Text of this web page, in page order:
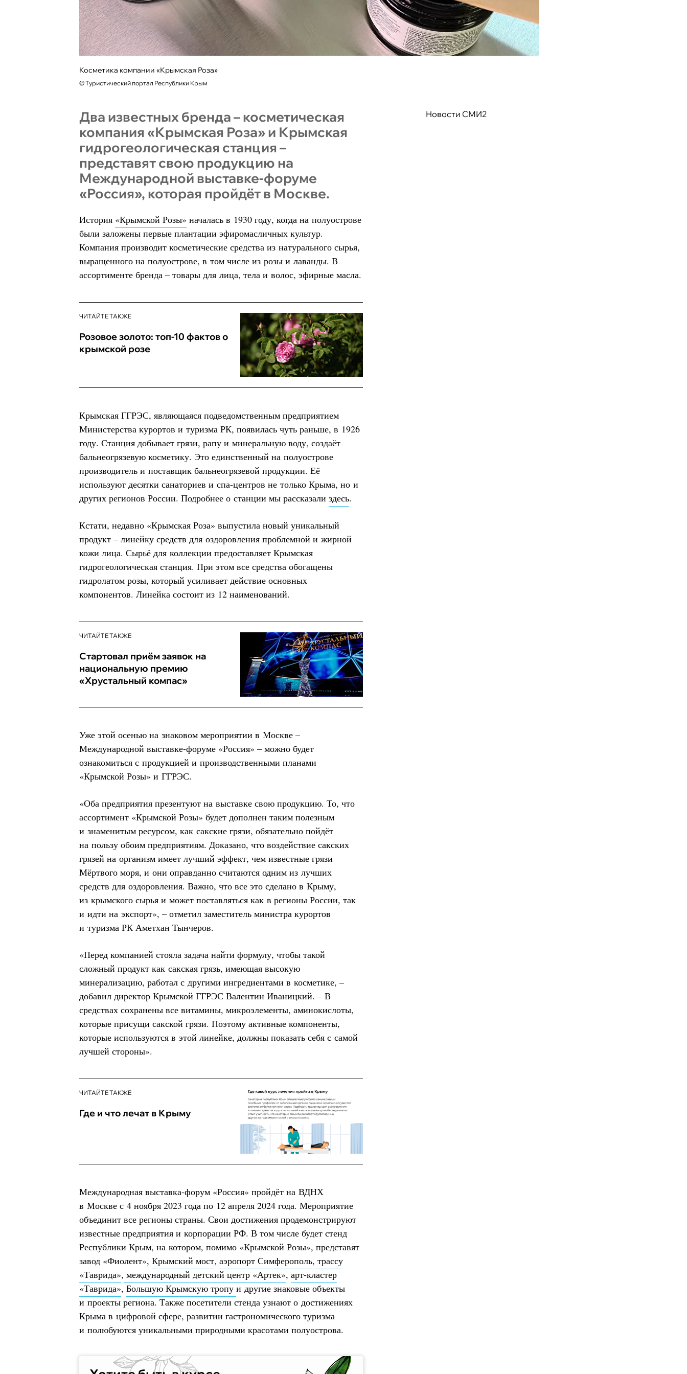
Косметика компании «Крымская Роза»
©Туристический портал Республики Крым
Новости СМИ2
Два известных бренда – косметическая
компания «Крымская Роза» и Крымская
гидрогеологическая станция –
представят свою продукцию на
Международной выставке-форуме
«Россия», которая пройдёт в Москве.
История «Крымской Розы» началась в 1930 году, когда на полуострове
были заложены первые плантации эфиромасличных культур.
Компания производит косметические средства из натурального сырья,
выращенного на полуострове, в том числе из розы и лаванды. В
ассортименте бренда – товары для лица, тела и волос, эфирные масла.
ЧИТАЙТЕ ТАКЖЕ
Розовое золото: топ-10 фактов о
крымской розе
Крымская ГГРЭС, являющаяся подведомственным предприятием
Министерства курортов и туризма РК, появилась чуть раньше, в 1926
году. Станция добывает грязи, рапу и минеральную воду, создаёт
бальнеогрязевую косметику. Это единственный на полуострове
производитель и поставщик бальнеогрязевой продукции. Её
используют десятки санаториев и спа-центров не только Крыма, но и
других регионов России. Подробнее о станции мы рассказали здесь.
Кстати, недавно «Крымская Роза» выпустила новый уникальный
продукт – линейку средств для оздоровления проблемной и жирной
кожи лица. Сырьё для коллекции предоставляет Крымская
гидрогеологическая станция. При этом все средства обогащены
гидролатом розы, который усиливает действие основных
компонентов. Линейка состоит из 12 наименований.
ЧИТАЙТЕ ТАКЖЕ
Стартовал приём заявок на
национальную премию
«Хрустальный компас»
Уже этой осенью на знаковом мероприятии в Москве –
Международной выставке-форуме «Россия» – можно будет
ознакомиться с продукцией и производственными планами
«Крымской Розы» и ГГРЭС.
«Оба предприятия презентуют на выставке свою продукцию. То, что
ассортимент «Крымской Розы» будет дополнен таким полезным
и знаменитым ресурсом, как сакские грязи, обязательно пойдёт
на пользу обоим предприятиям. Доказано, что воздействие сакских
грязей на организм имеет лучший эффект, чем известные грязи
Мёртвого моря, и они оправданно считаются одним из лучших
средств для оздоровления. Важно, что все это сделано в Крыму,
из крымского сырья и может поставляться как в регионы России, так
и идти на экспорт», – отметил заместитель министра курортов
и туризма РК Аметхан Тынчеров.
«Перед компанией стояла задача найти формулу, чтобы такой
сложный продукт как сакская грязь, имеющая высокую
минерализацию, работал с другими ингредиентами в косметике, –
добавил директор Крымской ГГРЭС Валентин Иваницкий. – В
средствах сохранены все витамины, микроэлементы, аминокислоты,
которые присущи сакской грязи. Поэтому активные компоненты,
которые используются в этой линейке, должны показать себя с самой
лучшей стороны».
ЧИТАЙТЕ ТАКЖЕ
Где и что лечат в Крыму
Международная выставка-форум «Россия» пройдёт на ВДНХ
в Москве с 4 ноября 2023 года по 12 апреля 2024 года. Мероприятие
объединит все регионы страны. Свои достижения продемонстрируют
известные предприятия и корпорации РФ. В том числе будет стенд
Республики Крым, на котором, помимо «Крымской Розы», представят
завод «Фиолент», Крымский мост, аэропорт Симферополь, трассу
«Таврида», международный детский центр «Артек», арт-кластер
«Таврида», Большую Крымскую тропу и другие знаковые объекты
и проекты региона. Также посетители стенда узнают о достижениях
Крыма в цифровой сфере, развитии гастрономического туризма
и полюбуются уникальными природными красотами полуострова.